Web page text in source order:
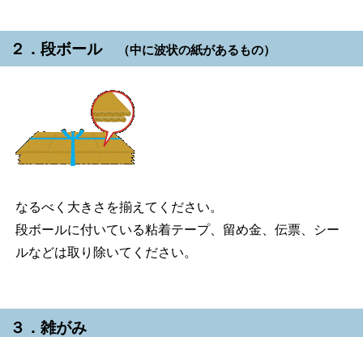
２．段ボール （中に波状の紙があるもの）
なるべく大きさを揃えてください。
段ボールに付いている粘着テープ、留め金、伝票、シー
ルなどは取り除いてください。
３．雑がみ